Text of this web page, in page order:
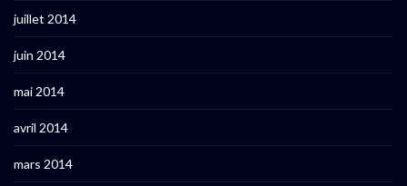
juillet 2014
juin 2014
mai 2014
avril 2014
mars 2014